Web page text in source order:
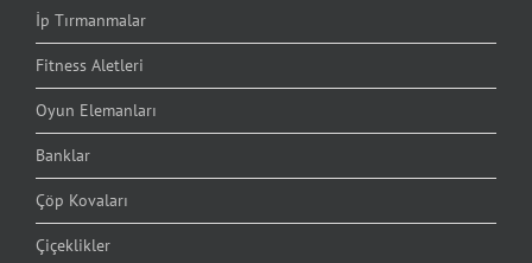
İp Tırmanmalar
Fitness Aletleri
Oyun Elemanları
Banklar
Çöp Kovaları
Çiçeklikler